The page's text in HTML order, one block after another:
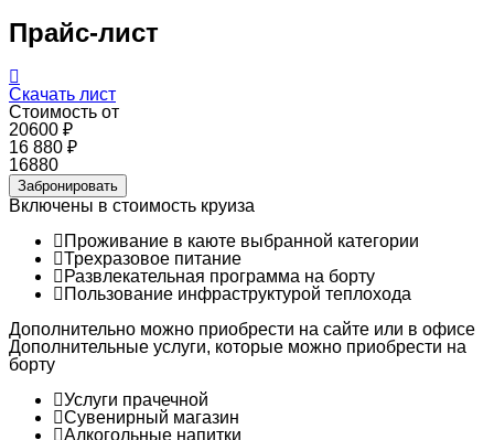
Прайс-лист
Скачать лист
Стоимость от
20600 ₽
16 880 ₽
16880
Забронировать
Включены в стоимость круиза
Проживание в каюте выбранной категории
Трехразовое питание
Развлекательная программа на борту
Пользование инфраструктурой теплохода
Дополнительно можно приобрести на сайте или в офисе
Дополнительные услуги, которые можно приобрести на
борту
Услуги прачечной
Сувенирный магазин
Алкогольные напитки